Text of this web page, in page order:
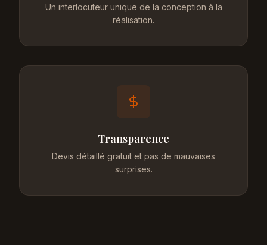
Un interlocuteur unique de la conception à la
réalisation.
Transparence
Devis détaillé gratuit et pas de mauvaises
surprises.